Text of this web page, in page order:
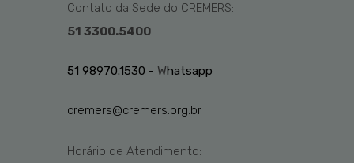
Contato da Sede do CREMERS:
51 3300.5400
51 98970.1530 - Whatsapp
cremers@cremers.org.br
Horário de Atendimento: